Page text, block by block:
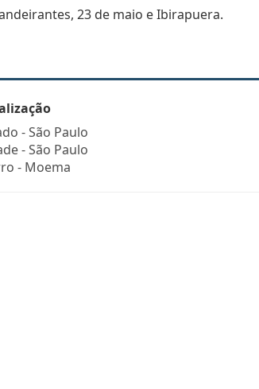
23 de maio e Ibirapuera.
-São Paulo
-São Paulo
- Moema